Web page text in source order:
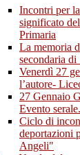
Incontri per
significato
Primaria
La memoria
secondaria di
Venerdì 27
l’autore-
27 Gennaio
Evento serale.
Ciclo di
deportazioni
Angeli"